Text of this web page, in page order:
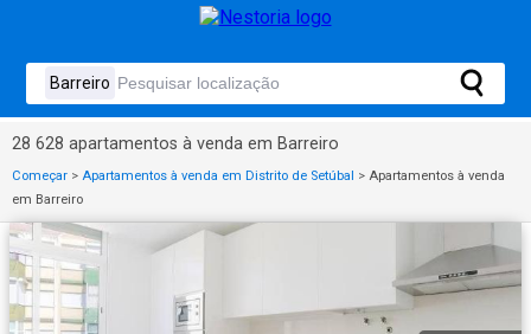
28 628 apartamentos à venda em Barreiro
Começar > Apartamentos à venda em Distrito de Setúbal > Apartamentos à venda
em Barreiro